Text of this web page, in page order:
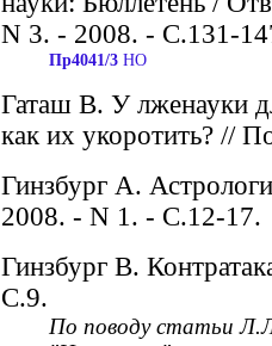
N 3. - 2008. - С.131-
Пр4041/3 НО
Гаташ В. У лженауки
как их укоротить? //
Гинзбург А.
2008. - N 1. - С.12-17.
Гинзбург В.
С.9.
По поводу статьи